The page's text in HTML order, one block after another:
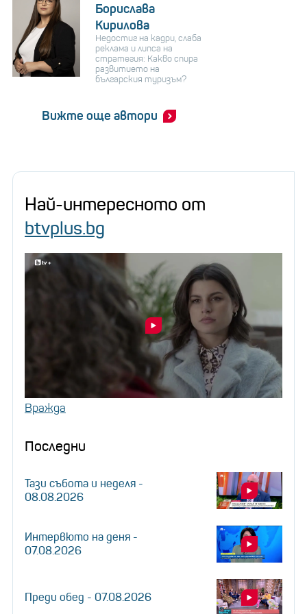
Борислава
Кирилова
Недостиг на кадри, слаба
реклама и липса на
стратегия: Какво спира
развитието на
българския туризъм?
Вижте още автори
Най-интересното от
btvplus.bg
Вражда
Последни
Тази събота и неделя -
08.08.2026
Интервюто на деня -
07.08.2026
Преди обед - 07.08.2026